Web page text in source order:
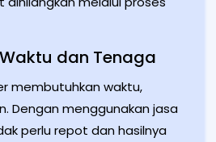
dan Tenaga
membutuhkan waktu,
Dengan menggunakan jasa
perlu repot dan hasilnya